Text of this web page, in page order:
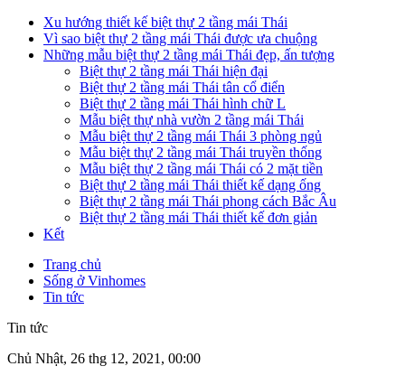
Xu hướng thiết kế biệt thự 2 tầng mái Thái
Vì sao biệt thự 2 tầng mái Thái được ưa chuộng
Những mẫu biệt thự 2 tầng mái Thái đẹp, ấn tượng
Biệt thự 2 tầng mái Thái hiện đại
Biệt thự 2 tầng mái Thái tân cổ điển
Biệt thự 2 tầng mái Thái hình chữ L
Mẫu biệt thự nhà vườn 2 tầng mái Thái
Mẫu biệt thự 2 tầng mái Thái 3 phòng ngủ
Mẫu biệt thự 2 tầng mái Thái truyền thống
Mẫu biệt thự 2 tầng mái Thái có 2 mặt tiền
Biệt thự 2 tầng mái Thái thiết kế dạng ống
Biệt thự 2 tầng mái Thái phong cách Bắc Âu
Biệt thự 2 tầng mái Thái thiết kế đơn giản
Kết
Trang chủ
Sống ở Vinhomes
Tin tức
Tin tức
Chủ Nhật, 26 thg 12, 2021, 00:00